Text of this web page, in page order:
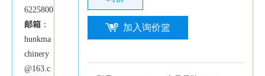
6225800
邮箱 ：
hunkma
chinery
@163.c
加入询价篮